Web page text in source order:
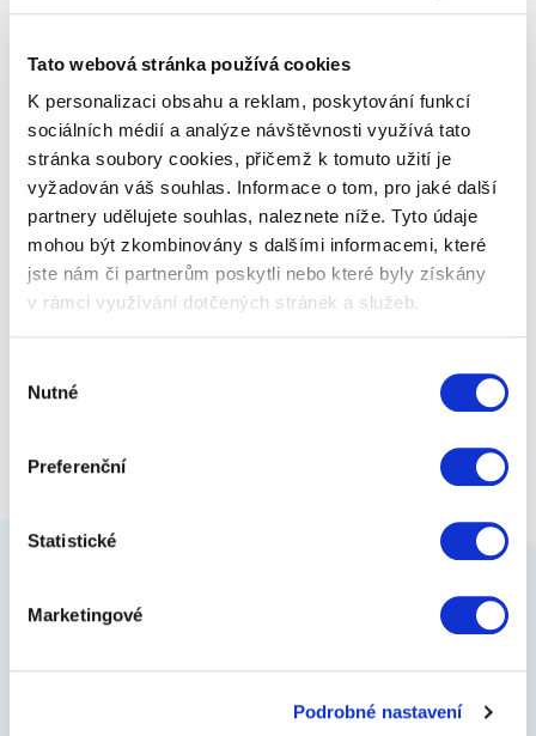
Tato webová stránka používá cookies
K personalizaci obsahu a reklam, poskytování funkcí
sociálních médií a analýze návštěvnosti využívá tato
stránka soubory cookies, přičemž k tomuto užití je
vyžadován váš souhlas. Informace o tom, pro jaké další
partnery udělujete souhlas, naleznete níže. Tyto údaje
mohou být zkombinovány s dalšími informacemi, které
jste nám či partnerům poskytli nebo které byly získány
v rámci využívání dotčených stránek a služeb.
souhlasu
Nutné
Preferenční
Statistické
Marketingové
Podrobné nastavení
Lunární diář plný astrologických textů od
359 Kč Zobrazit více
Nástěnný kalendář Energie 2025, 48 × 56
Velkoformátový kalendář s fotografiemi nádherných
přírodních scenérií, který vás doslova nabije energií.